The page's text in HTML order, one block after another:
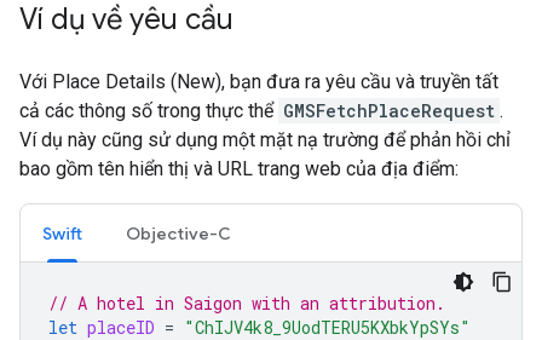
Ví dụ về yêu cầu
Với Place Details (New), bạn đưa ra yêu cầu và truyền tất
cả các thông số trong thực thể GMSFetchPlaceRequest .
Ví dụ này cũng sử dụng một mặt nạ trường để phản hồi chỉ
bao gồm tên hiển thị và URL trang web của địa điểm:
Swift Objective-C
// A hotel in Saigon with an attribution.
let placeID = "ChIJV4k8_9UodTERU5KXbkYpSYs"